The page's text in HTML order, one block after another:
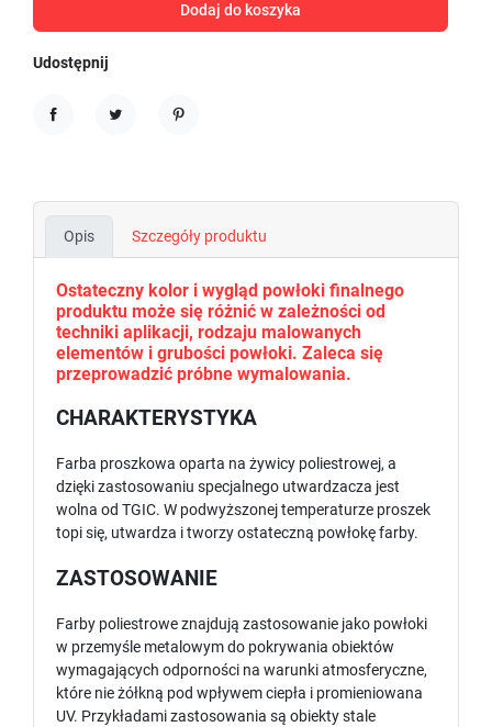
Dodaj do koszyka
Udostępnij
Opis Szczegóły produktu
Ostateczny kolor i wygląd powłoki finalnego
produktu może się różnić w zależności od
techniki aplikacji, rodzaju malowanych
elementów i grubości powłoki. Zaleca się
przeprowadzić próbne wymalowania.
CHARAKTERYSTYKA
Farba proszkowa oparta na żywicy poliestrowej, a
dzięki zastosowaniu specjalnego utwardzacza jest
wolna od TGIC. W podwyższonej temperaturze proszek
topi się, utwardza i tworzy ostateczną powłokę farby.
ZASTOSOWANIE
Farby poliestrowe znajdują zastosowanie jako powłoki
w przemyśle metalowym do pokrywania obiektów
wymagających odporności na warunki atmosferyczne,
które nie żółkną pod wpływem ciepła i promieniowana
UV. Przykładami zastosowania są obiekty stale